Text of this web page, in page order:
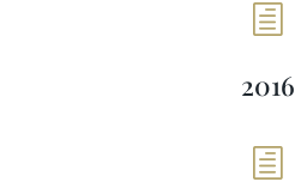
h
2016
h